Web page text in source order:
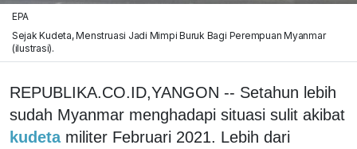
EPA
Sejak Kudeta, Menstruasi Jadi Mimpi Buruk Bagi Perempuan Myanmar
(ilustrasi).
REPUBLIKA.CO.ID,YANGON -- Setahun lebih
sudah Myanmar menghadapi situasi sulit akibat
kudeta militer Februari 2021. Lebih dari